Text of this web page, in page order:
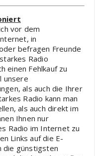
vor dem
in
befragen Freunde
Radio
einen Fehlkauf zu
unsere
als auch die Ihrer
Radio kann man
als auch direkt im
Ihnen nur
Radio im Internet zu
Links auf die E-
die günstigsten